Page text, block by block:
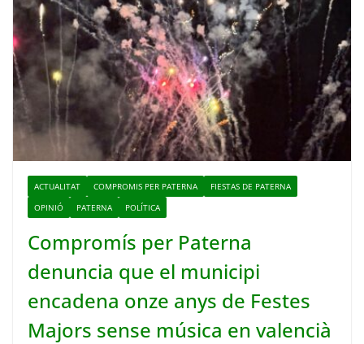
ACTUALITAT COMPROMIS PER PATERNA
FIESTAS DE PATERNA
OPINIÓ
PATERNA POLÍTICA
Compromís per Paterna
denuncia que el municipi
encadena onze anys de Festes
Majors sense música en valencià